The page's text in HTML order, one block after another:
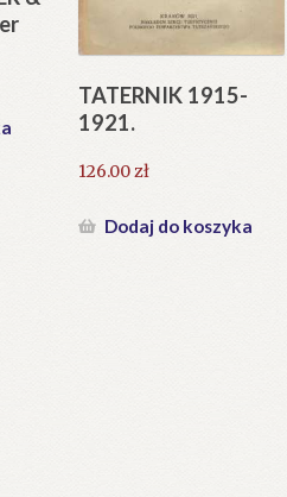
TATERNIK 1915-
1921.
126.00zł
Dodaj do koszyka